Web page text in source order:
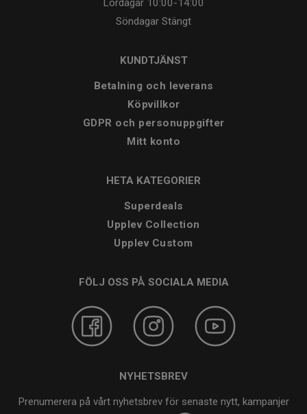
Lördagar 10:00-14:00
Söndagar Stängt
KUNDTJÄNST
Betalning och leverans
Köpvillkor
GDPR och personuppgifter
Mitt konto
HETA KATEGORIER
Superdeals
Upplev Collection
Upplev Custom
FÖLJ OSS PÅ SOCIALA MEDIA
NYHETSBREV
Prenumerera på vårt nyhetsbrev för senaste nytt, kampanjer